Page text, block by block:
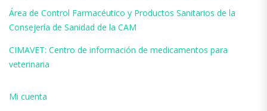
Área de Control Farmacéutico y Productos Sanitarios de la
Consejería de Sanidad de la CAM
CIMAVET: Centro de información de medicamentos para
veterinaria
Mi cuenta